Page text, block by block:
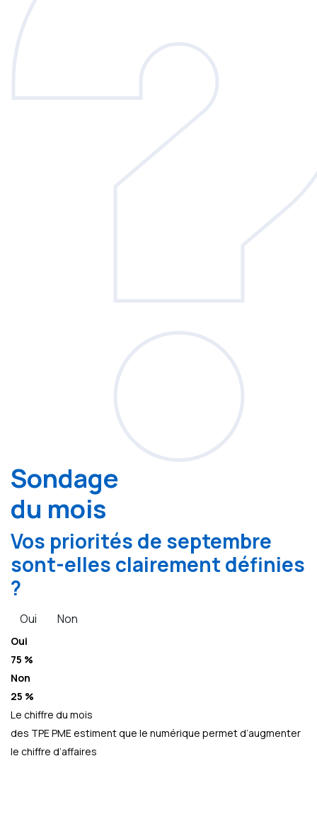
Sondage
du mois
Vos priorités de septembre
sont-elles clairement définies
?
Oui Non
Oui
75 %
Non
25 %
Le chiffre du mois
des TPE PME estiment que le numérique permet d’augmenter
le chiffre d’affaires